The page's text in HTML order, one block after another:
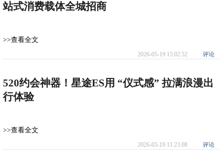
站式消费载体全城招商
>>查看全文
2026-05-19 15:02:52 评论
520约会神器！星途ES用 “仪式感” 拉满浪漫出
行体验
>>查看全文
2026-05-19 11:23:08 评论